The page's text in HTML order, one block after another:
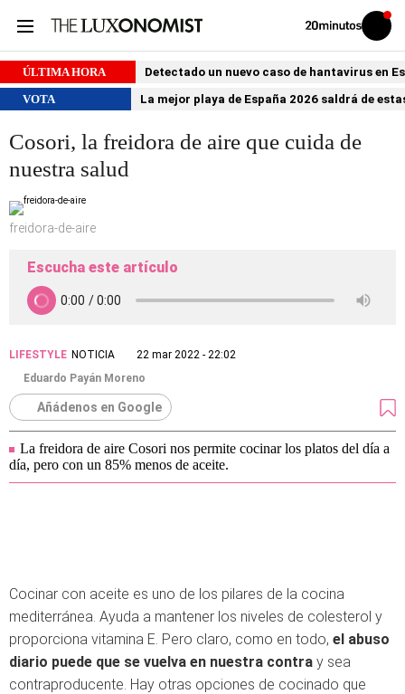
Volver
Iniciar
sesión
ÚLTIMA HORA
Detectado un nuevo caso de hantavirus en
VOTA
La mejor playa de España 2026 saldrá de
Cosori, la freidora de aire que cuida de
nuestra salud
freidora-de-aire
Escucha este artículo
LIFESTYLE NOTICIA
22 mar 2022 - 22:02
Eduardo Payán Moreno
Añádenos en Google
La freidora de aire Cosori nos permite cocinar los platos del día a
día, pero con un 85% menos de aceite.
Cocinar con aceite es uno de los pilares de la cocina
mediterránea. Ayuda a mantener los niveles de colesterol y
proporciona vitamina E. Pero claro, como en todo, el abuso
diario puede que se vuelva en nuestra contra y sea
contraproducente. Hay otras opciones de cocinado que